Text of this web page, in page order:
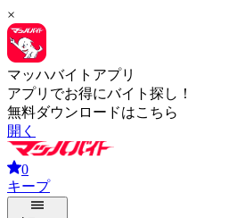
×
マッハバイトアプリ
アプリでお得にバイト探し！
無料ダウンロードはこちら
開く
0
キープ